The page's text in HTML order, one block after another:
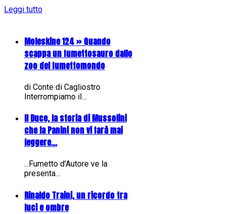
Leggi tutto
Moleskine 124 » Quando
scappa un fumettosauro dallo
zoo del fumettomondo
di Conte di Cagliostro
Interrompiamo il…
Il Duce, la storia di Mussolini
che la Panini non vi farà mai
leggere...
...Fumetto d'Autore ve la
presenta…
Rinaldo Traini, un ricordo tra
luci e ombre